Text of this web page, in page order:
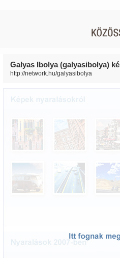
Galyas Ibolya (galyasibolya)
http://network.hu/galyasibolya